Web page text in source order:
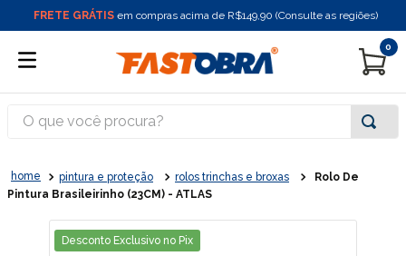
FRETE GRÁTIS em compras acima de R$149,90 (Consulte as regiões)
0
O que você procura?
pintura e proteção rolos trinchas e broxas
Rolo De
Pintura Brasileirinho (23CM) - ATLAS
Desconto Exclusivo no Pix